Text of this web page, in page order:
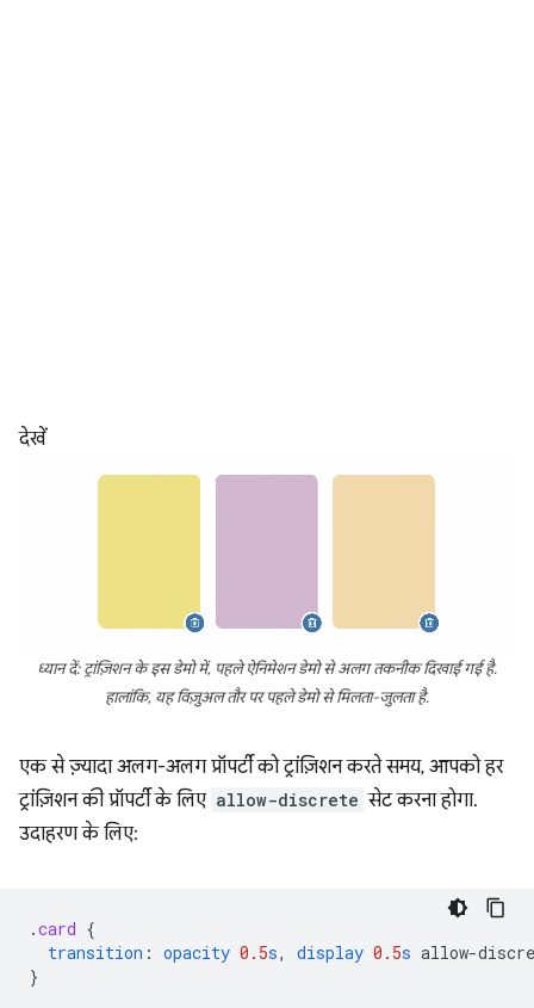
देखें
ध्यान दें: ट्रांज़िशन के इस डेमो में, पहले ऐनिमेशन डेमो से अलग तकनीक दिखाई गई है.
हालांकि, यह विज़ुअल तौर पर पहले डेमो से मिलता-जुलता है.
एक से ज़्यादा अलग-अलग प्रॉपर्टी को ट्रांज़िशन करते समय, आपको हर
ट्रांज़िशन की प्रॉपर्टी के लिए allow-discrete सेट करना होगा.
उदाहरण के लिए:
.card {
transition : opacity 0.5s, display 0.5s allow-
}